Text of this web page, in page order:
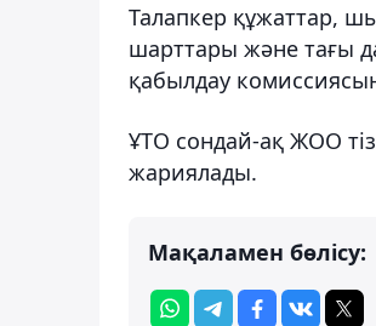
Талапкер құжаттар,
шарттары және тағы
қабылдау
ҰТО сондай-ақ ЖОО
жариялады.
Мақаламен бөлісу: